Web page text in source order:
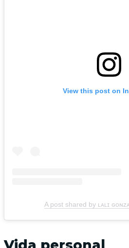
View this post on
A post shared by ʟᴀʟɪ